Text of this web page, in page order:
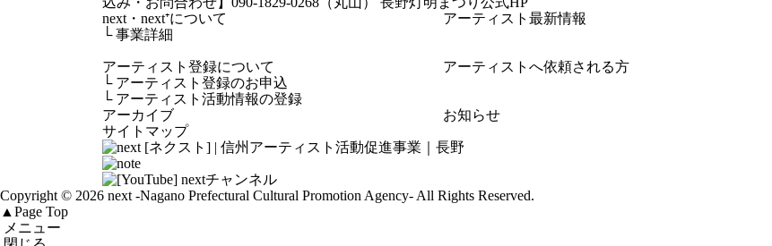
next・next⁺について
└事業詳細
アーティスト最新情報
アーティスト登録について
└ アーティスト登録のお申込
└ アーティスト活動情報の登録
アーティストへ依頼される方
アーカイブ お知らせ
サイトマップ
Copyright © 2026 next -Nagano Prefectural Cultural Promotion Agency- All Rights Reserved.
▲ Page Top
メニュー